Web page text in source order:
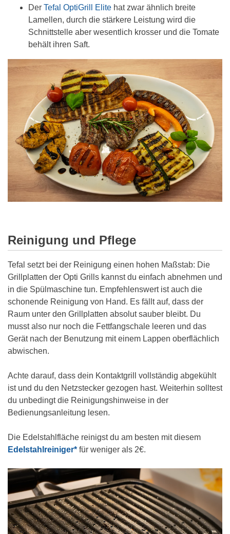
Der Tefal OptiGrill Elite hat zwar ähnlich breite
Lamellen, durch die stärkere Leistung wird die
Schnittstelle aber wesentlich krosser und die Tomate
behält ihren Saft.
Reinigung und Pflege
Tefal setzt bei der Reinigung einen hohen Maßstab: Die
Grillplatten der Opti Grills kannst du einfach abnehmen und
in die Spülmaschine tun. Empfehlenswert ist auch die
schonende Reinigung von Hand. Es fällt auf, dass der
Raum unter den Grillplatten absolut sauber bleibt. Du
musst also nur noch die Fettfangschale leeren und das
Gerät nach der Benutzung mit einem Lappen oberflächlich
abwischen.
Achte darauf, dass dein Kontaktgrill vollständig abgekühlt
ist und du den Netzstecker gezogen hast. Weiterhin solltest
du unbedingt die Reinigungshinweise in der
Bedienungsanleitung lesen.
Die Edelstahlfläche reinigst du am besten mit diesem
Edelstahlreiniger* für weniger als 2€.